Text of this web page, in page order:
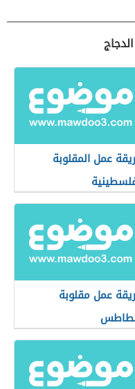
عمل المقلوبة
عمل مقلوبة